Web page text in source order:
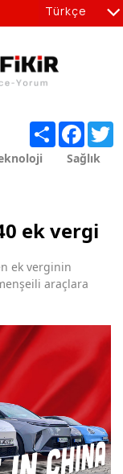
Sağlık
ek vergi
ek verginin
araçlara
Share
Türkçe
en